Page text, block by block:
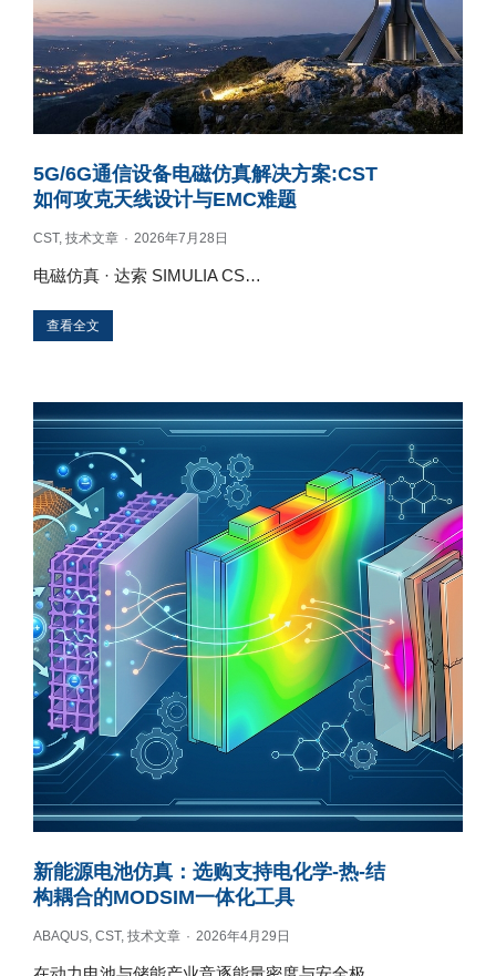
5G/6G通信设备电磁仿真解决方案:CST
如何攻克天线设计与EMC难题
CST, 技术文章 2026年7月28日
电磁仿真 · 达索 SIMULIA CS…
查看全文
新能源电池仿真：选购支持电化学-热-结
构耦合的MODSIM一体化工具
ABAQUS, CST, 技术文章 2026年4月29日